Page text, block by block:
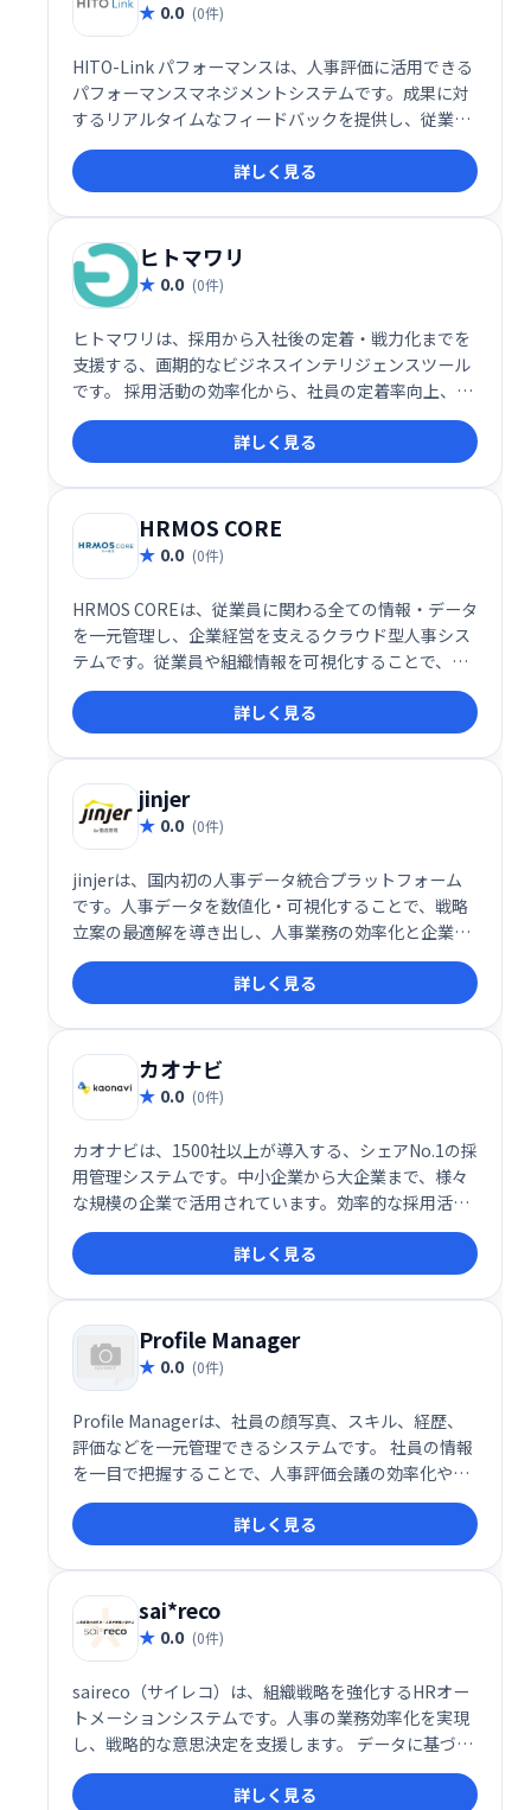
0.0 (0件)
HITO-Link パフォーマンスは、人事評価に活用できる
パフォーマンスマネジメントシステムです。成果に対
するリアルタイムなフィードバックを提供し、従業員
のモチベーション向上や組織全体の能力開発をサポー
トします。
詳しく見る
ヒトマワリ
0.0 (0件)
ヒトマワリは、採用から入社後の定着・戦力化までを
支援する、画期的なビジネスインテリジェンスツール
です。 採用活動の効率化から、社員の定着率向上、そ
して戦力化まで、一気通貫でサポートします。 企業の
成長を強力に後押しする、革新的なソリューションで
す。
詳しく見る
HRMOS CORE
0.0 (0件)
HRMOS COREは、従業員に関わる全ての情報・データ
を一元管理し、企業経営を支えるクラウド型人事シス
テムです。従業員や組織情報を可視化することで、人
事戦略の立案・実行を効率化し、データに基づいた経
営判断を支援します。詳しく見る
jinjer
0.0 (0件)
jinjerは、国内初の人事データ統合プラットフォーム
です。人事データを数値化・可視化することで、戦略
立案の最適解を導き出し、人事業務の効率化と企業経
営の支援を実現します。ブラックボックス化されてい
た人事データの透明性を高め、より効果的な人事戦略
を実行できます。
詳しく見る
カオナビ
0.0 (0件)
カオナビは、1500社以上が導入する、シェアNo.1の採
用管理システムです。中小企業から大企業まで、様々
な規模の企業で活用されています。効率的な採用活動
を実現し、企業の成長を支援します。
詳しく見る
Profile Manager
0.0 (0件)
Profile Managerは、社員の顔写真、スキル、経歴、
評価などを一元管理できるシステムです。 社員の情報
を一目で把握することで、人事評価会議の効率化や、
目的別の人材発掘をスムーズに行えます。人材マネジ
メントの効率化、そして組織全体の生産性向上に貢献
します。
詳しく見る
sai*reco
0.0 (0件)
saireco（サイレコ）は、組織戦略を強化するHRオー
トメーションシステムです。人事の業務効率化を実現
し、戦略的な意思決定を支援します。 データに基づい
た人事戦略で、組織全体の生産性向上と成長に貢献し
ます。詳しくは、お問い合わせください。
詳しく見る